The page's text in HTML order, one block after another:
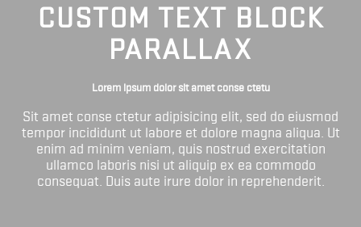
CUSTOM TEXT BLOCK
PARALLAX
Lorem ipsum dolor sit amet conse ctetu
Sit amet conse ctetur adipisicing elit, sed do eiusmod
tempor incididunt ut labore et dolore magna aliqua. Ut
enim ad minim veniam, quis nostrud exercitation
ullamco laboris nisi ut aliquip ex ea commodo
consequat. Duis aute irure dolor in reprehenderit.